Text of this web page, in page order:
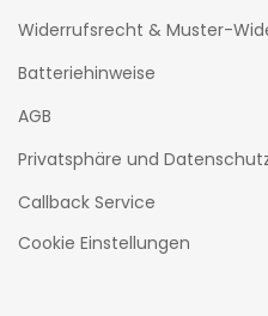
Widerrufsrecht & Muster-
Batteriehinweise
AGB
Privatsphäre und
Callback Service
Cookie Einstellungen